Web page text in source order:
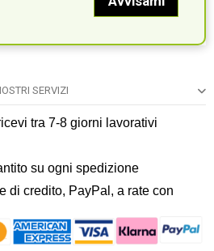
SERVIZI
tra 7-8 giorni lavorativi
su ogni spedizione
di credito, PayPal, a rate con